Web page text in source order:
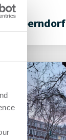
Oberndorf